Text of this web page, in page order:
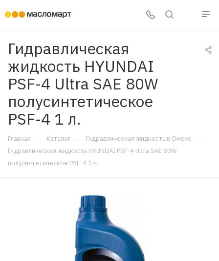
Гидравлическая
жидкость HYUNDAI
PSF-4 Ultra SAE 80W
полусинтетическое
PSF-4 1 л.
Главная — Каталог — Гидравлическая жидкость в Омске —
Гидравлическая жидкость HYUNDAI PSF-4 Ultra SAE 80W
полусинтетическое PSF-4 1 л.